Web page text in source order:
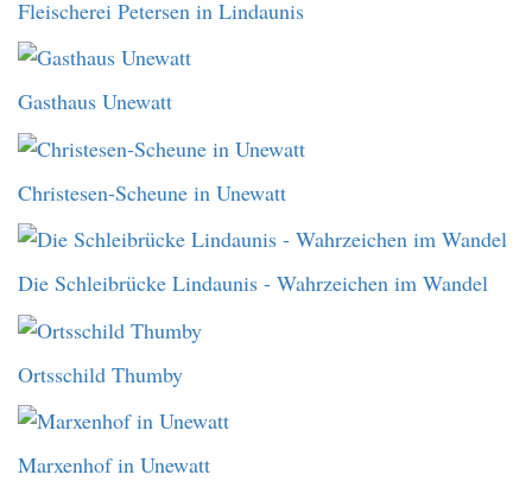
Fleischerei Petersen in Lindaunis
Gasthaus Unewatt
Christesen-Scheune in Unewatt
Die Schleibrücke Lindaunis - Wahrzeichen im Wandel
Ortsschild Thumby
Marxenhof in Unewatt